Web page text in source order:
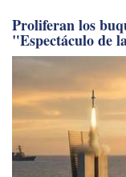
Proliferan los
"Espectáculo de